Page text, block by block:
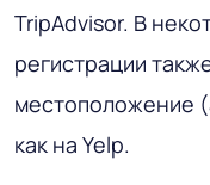
TripAdvisor. В
регистрации
местоположение
как на Yelp.